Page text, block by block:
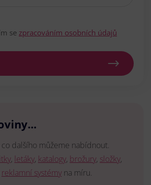
se zpracováním osobních údajů
dalšího můžeme nabídnout.
, letáky, katalogy, brožury, složky,
reklamní systémy na míru.